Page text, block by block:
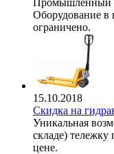
Промышленный
Оборудование в
ограничено.
15.10.2018
Скидка на
Уникальная
складе)
цене.